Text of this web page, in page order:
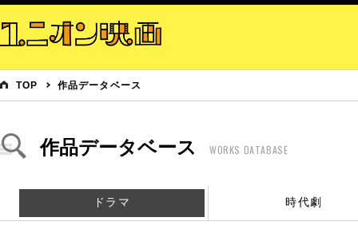
TOP 作品データベース
作品データベース WORKS DATABASE
ドラマ 時代劇